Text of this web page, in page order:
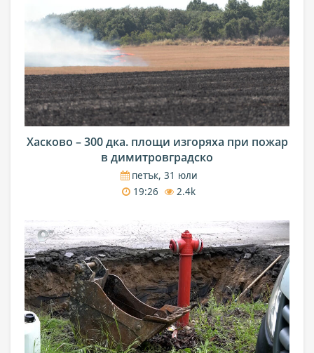
Хасково – 300 дка. площи изгоряха при пожар
в димитровградско
петък, 31 юли
19:26
2.4k